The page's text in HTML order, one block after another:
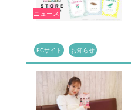
ニュース
ECサイト お知らせ